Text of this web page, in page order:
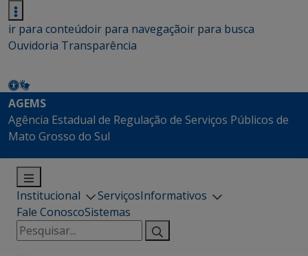
ir para conteúdoir para navegaçãoir para busca
Ouvidoria Transparência
AGEMS
Agência Estadual de Regulação de Serviços Públicos de
Mato Grosso do Sul
Institucional ServiçosInformativos
Fale ConoscoSistemas
Pesquisar
por: